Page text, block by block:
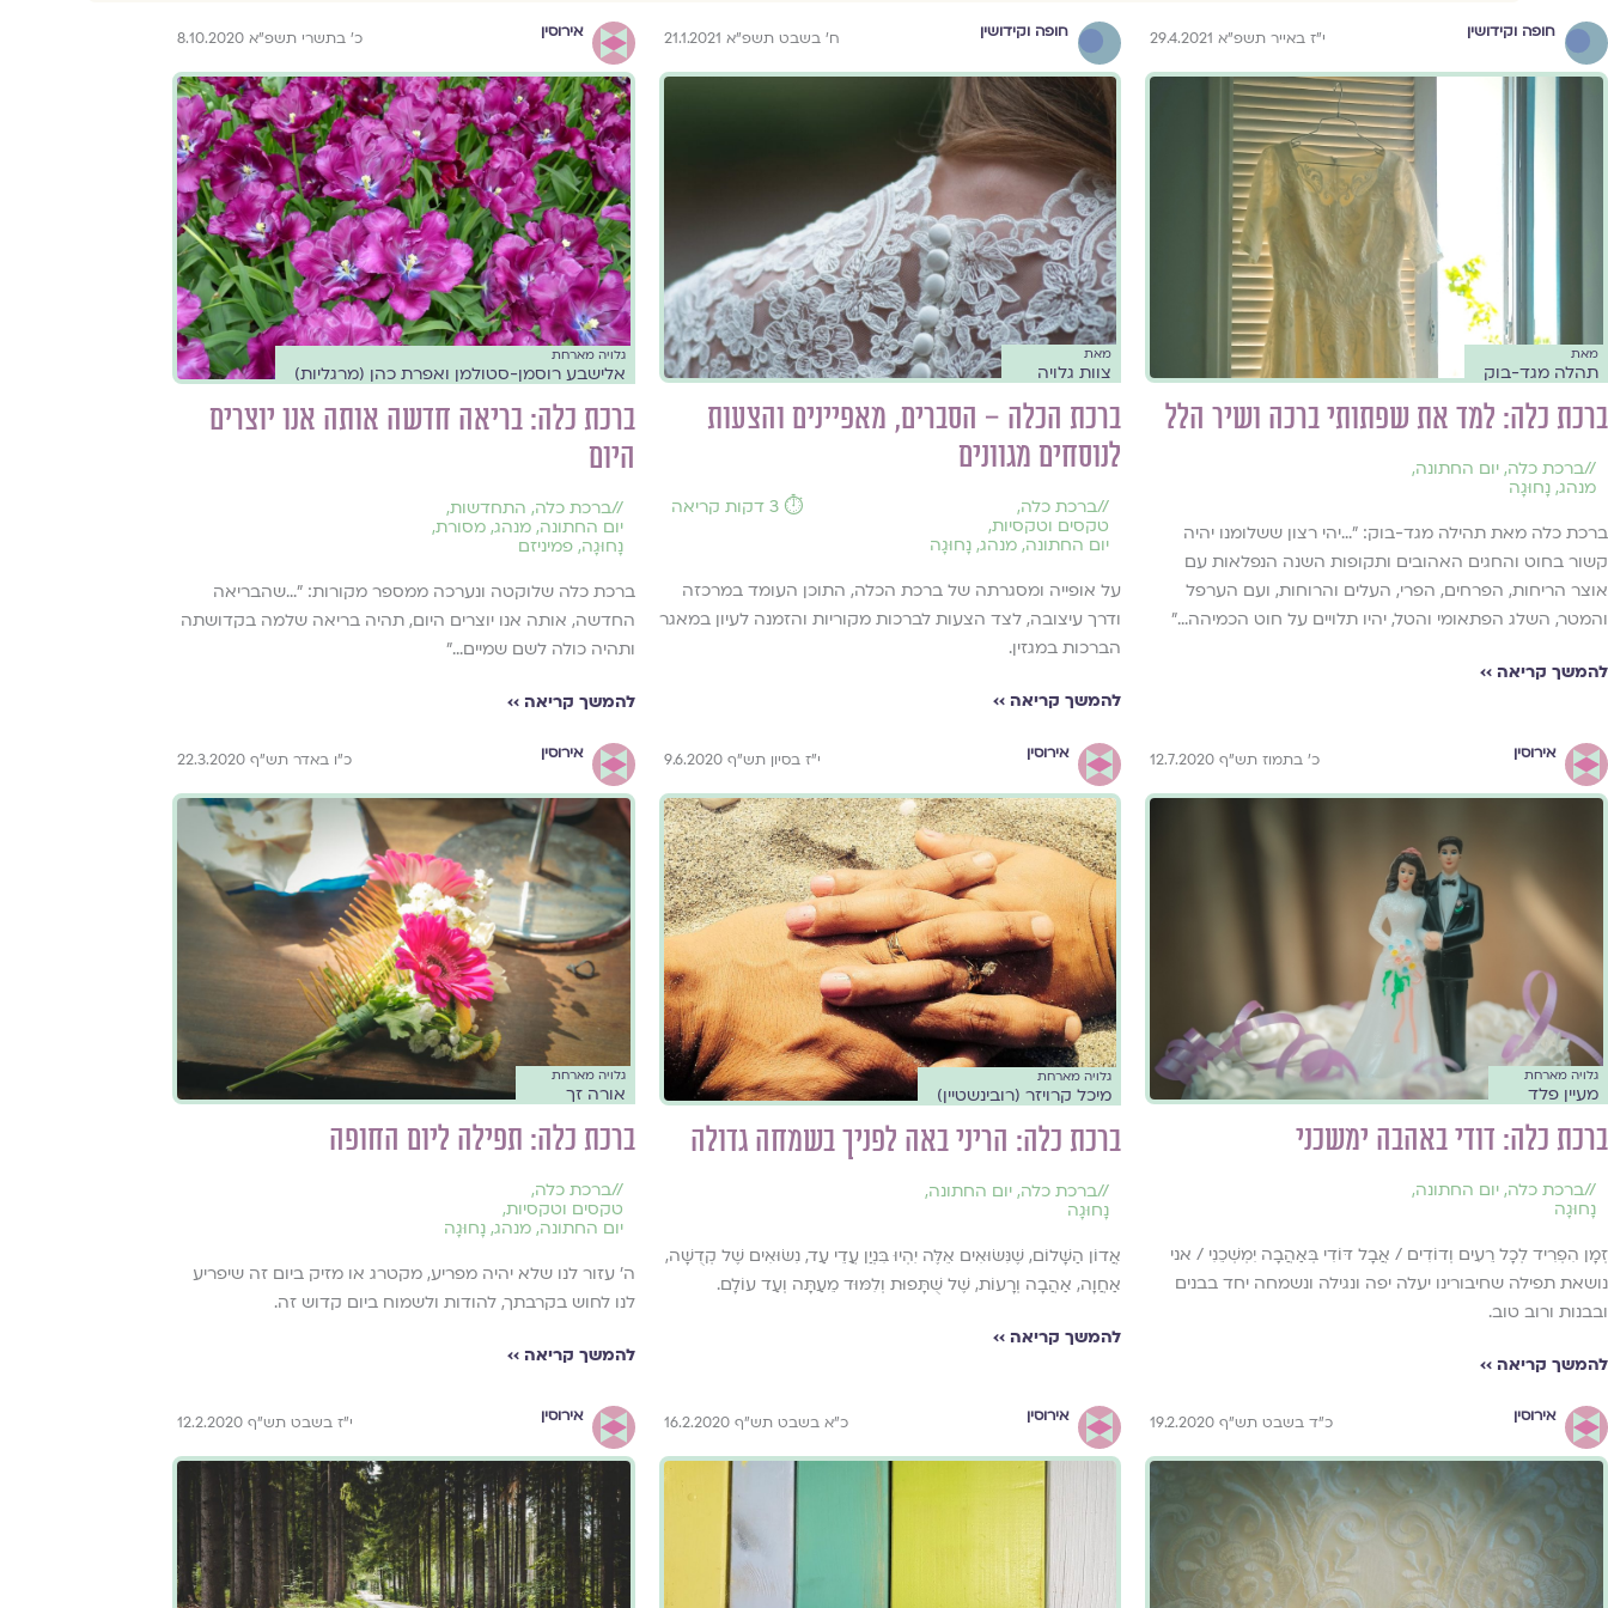
חופה וקידושין י"ז באייר תשפ"א 29.4.2021
מאת
תהלה מגד-בוק
ברכת כלה: למד את שפתותי ברכה ושיר הלל
//ברכת כלה, יום החתונה,
מנהג, נָחוּגָה
ברכת כלה מאת תהילה מגד-בוק: ״...יהי רצון ששלומנו יהיה
קשור בחוט והחגים האהובים ותקופות השנה הנפלאות עם
אוצר הריחות, הפרחים, הפרי, העלים והרוחות, ועם הערפל
והמטר, השלג הפתאומי והטל, יהיו תלויים על חוט הכמיהה...״
להמשך קריאה ››
חופה וקידושין ח׳ בשבט תשפ״א 21.1.2021
מאת
צוות גלויה
ברכת הכלה – הסברים, מאפיינים והצעות
לנוסחים מגוונים
//ברכת כלה,
טקסים וטקסיות,
יום החתונה, מנהג, נָחוּגָה
⏱️ 3 דקות קריאה
על אופייה ומסגרתה של ברכת הכלה, התוכן העומד במרכזה
ודרך עיצובה, לצד הצעות לברכות מקוריות והזמנה לעיון במאגר
הברכות במגזין.
להמשך קריאה ››
אירוסין כ׳ בתשרי תשפ״א 8.10.2020
גלויה מארחת
אלישבע רוסמן-סטולמן ואפרת כהן (מרגליות)
ברכת כלה: בריאה חדשה אותה אנו יוצרים
היום
//ברכת כלה, התחדשות,
יום החתונה,מנהג,מסורת,
נָחוּגָה,פמיניזם
ברכת כלה שלוקטה ונערכה ממספר מקורות: ״...שהבריאה
החדשה, אותה אנו יוצרים היום, תהיה בריאה שלמה בקדושתה
ותהיה כולה לשם שמיים...״
להמשך קריאה ››
אירוסין כ' בתמוז תש"ף 12.7.2020
גלויה מארחת
מעיין פלד
ברכת כלה: דודי באהבה ימשכני
//ברכת כלה, יום החתונה,
נָחוּגָה
זְמָן הִפְרִיד לְכָל רֵעִים וְדוֹדִים / אֲבָל דּוֹדִי בְּאַהֲבָה יִמְשְׁכֵנִי / אני
נושאת תפילה שחיבורינו יעלה יפה ונגילה ונשמחה יחד בבנים
ובבנות ורוב טוב.
להמשך קריאה ››
אירוסין י"ז בסיון תש"ף 9.6.2020
גלויה מארחת
מיכל קרויזר (רובינשטיין)
ברכת כלה: הריני באה לפניך בשמחה גדולה
//ברכת כלה, יום החתונה,
נָחוּגָה
אֲדוֹן הַשָּׁלוֹם, שֶׁנִּשּׂוּאִים אֵלֶּה יִהְיוּ בִּנְיַן עֲדֵי עַד, נִשּׂוּאִים שֶׁל קְדֻשָּׁה,
אַחֲוָה, אַהֲבָה וְרָעוֹת, שֶׁל שֻׁתָּפוּת וְלִמּוּד מֵעַתָּה וְעַד עוֹלָם.
להמשך קריאה ››
אירוסין כ"ו באדר תש"ף 22.3.2020
גלויה מארחת
אורה זך
ברכת כלה: תפילה ליום החופה
//ברכת כלה,
טקסים וטקסיות,
יום החתונה,מנהג,נָחוּגָה
ה' עזור לנו שלא יהיה מפריע, מקטרג או מזיק ביום זה שיפריע
לנו לחוש בקרבתך, להודות ולשמוח ביום קדוש זה.
להמשך קריאה ››
אירוסין כ"ד בשבט תש"ף 19.2.2020 אירוסין כ"א בשבט תש"ף 16.2.2020 אירוסין י"ז בשבט תש"ף 12.2.2020